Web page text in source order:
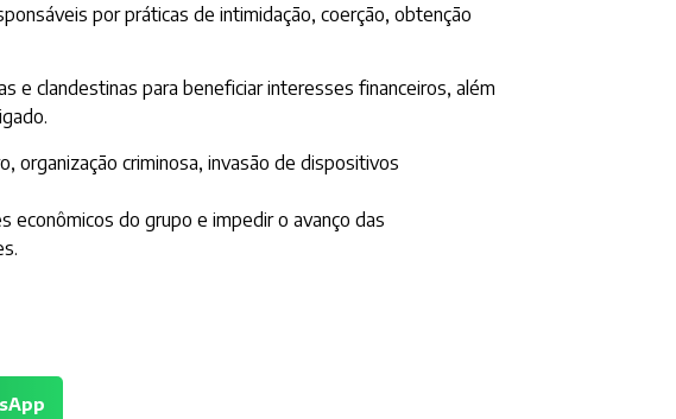
por práticas de intimidação, coerção, obtenção
e clandestinas para beneficiar interesses financeiros, além
organização criminosa, invasão de dispositivos
do grupo e impedir o avanço das